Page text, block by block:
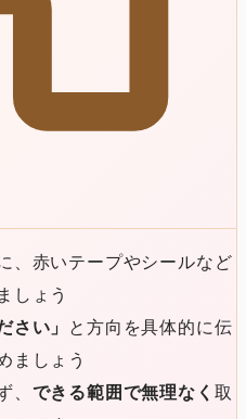
、赤いテープやシールなど
しょう
さい」
と方向を具体的に伝
ましょう
、 できる範囲で無理なく 取